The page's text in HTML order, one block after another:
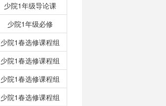
少院1年级导论课
少院1年级必修
少院1春选修课程组
少院1春选修课程组
少院1春选修课程组
少院1春选修课程组